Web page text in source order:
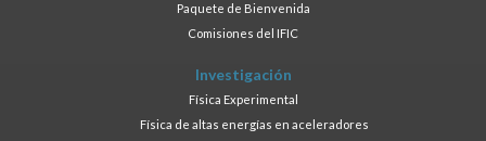
Paquete de Bienvenida
Comisiones del IFIC
Investigación
Física Experimental
Física de altas energías en aceleradores